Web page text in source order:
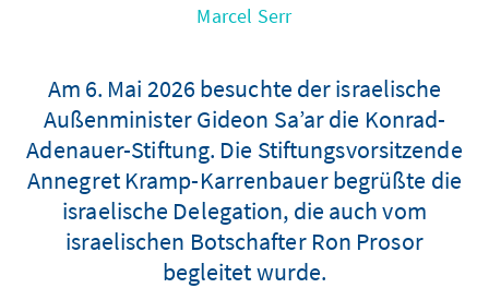
Marcel Serr
Am 6. Mai 2026 besuchte der israelische
Außenminister Gideon Sa’ar die Konrad-
Adenauer-Stiftung. Die Stiftungsvorsitzende
Annegret Kramp-Karrenbauer begrüßte die
israelische Delegation, die auch vom
israelischen Botschafter Ron Prosor
begleitet wurde.